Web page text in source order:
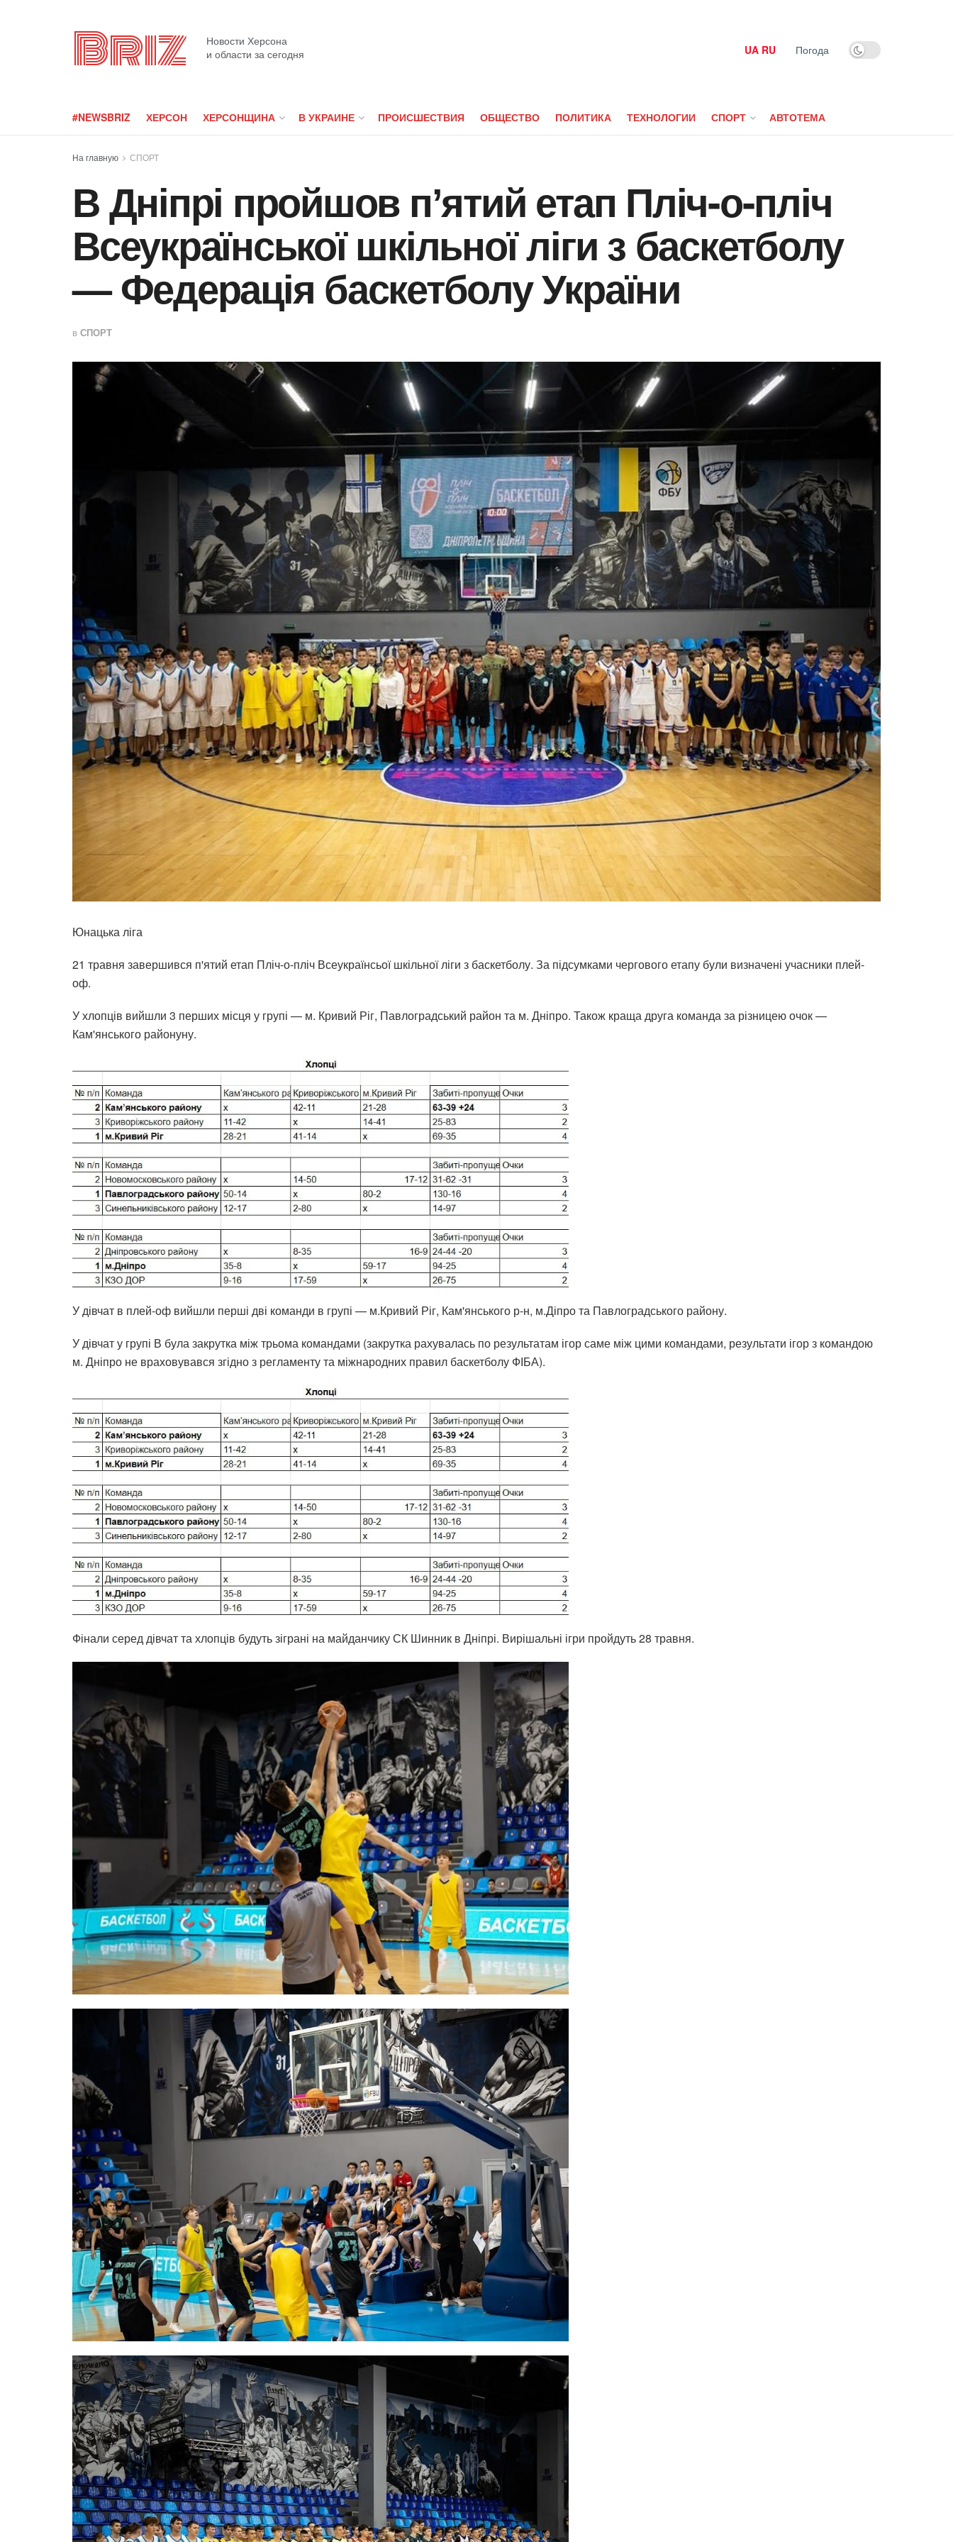
Briz
Новости Херсона
и области за сегодня
UA RU Погода
#NEWSBRIZ ХЕРСОН ХЕРСОНЩИНА В УКРАИНЕ ПРОИСШЕСТВИЯ ОБЩЕСТВО ПОЛИТИКА ТЕХНОЛОГИИ СПОРТ АВТОТЕМА
На главную СПОРТ
В Дніпрі пройшов пʼятий етап Пліч-о-пліч
Всеукраїнської шкільної ліги з баскетболу
— Федерація баскетболу України
в СПОРТ
Юнацька ліга
21 травня завершився п'ятий етап Пліч-о-пліч Всеукраїнсьої шкільної ліги з баскетболу. За підсумками чергового етапу були визначені учасники плей-
оф.
У хлопців вийшли 3 перших місця у групі — м. Кривий Ріг, Павлоградський район та м. Дніпро. Також краща друга команда за різницею очок —
Кам'янського районуну.
У дівчат в плей-оф вийшли перші дві команди в групі — м.Кривий Ріг, Кам'янського р-н, м.Діпро та Павлоградського району.
У дівчат у групі В була закрутка між трьома командами (закрутка рахувалась по результатам ігор саме між цими командами, результати ігор з командою
м. Дніпро не враховувався згідно з регламенту та міжнародних правил баскетболу ФІБА).
Фінали серед дівчат та хлопців будуть зіграні на майданчику СК Шинник в Дніпрі. Вирішальні ігри пройдуть 28 травня.